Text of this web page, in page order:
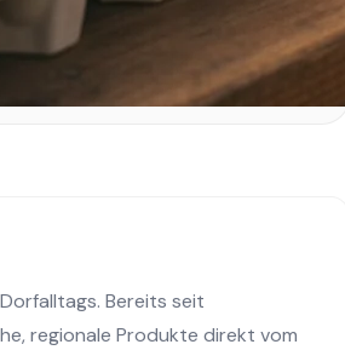
Bereits seit
regionale Produkte direkt vom